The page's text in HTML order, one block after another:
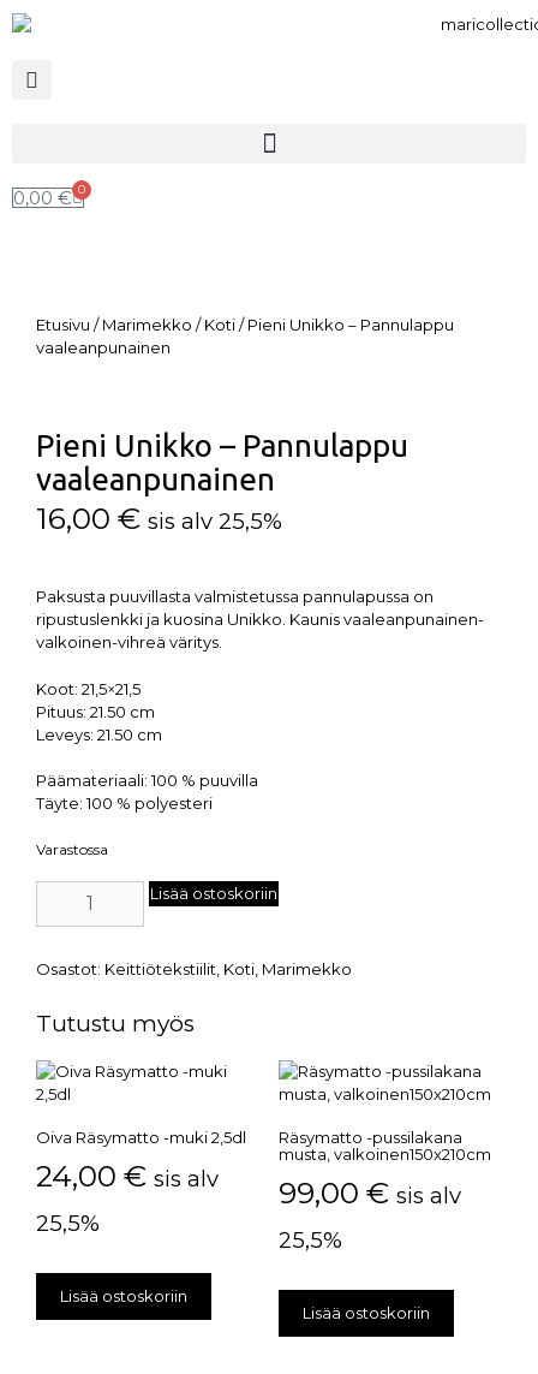
0,00 € 0
Etusivu /Marimekko /Koti/ Pieni Unikko – Pannulappu
vaaleanpunainen
Pieni Unikko – Pannulappu
vaaleanpunainen
16,00 € sis alv 25,5%
Paksusta puuvillasta valmistetussa pannulapussa on
ripustuslenkki ja kuosina Unikko. Kaunis vaaleanpunainen-
valkoinen-vihreä väritys.
Koot: 21,5×21,5
Pituus: 21.50 cm
Leveys: 21.50 cm
Päämateriaali: 100 % puuvilla
Täyte: 100 % polyesteri
Varastossa
Lisää ostoskoriin
Osastot: Keittiötekstiilit Koti Marimekko
Tutustu myös
Oiva Räsymatto -muki 2,5dl
24,00 € sis alv
25,5%
Lisää ostoskoriin
Räsymatto -pussilakana
musta, valkoinen150x210cm
99,00 € sis alv
25,5%
Lisää ostoskoriin